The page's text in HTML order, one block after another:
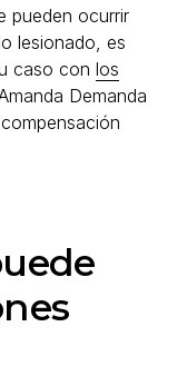
pueden ocurrir
lesionado, es
caso con los
Demanda